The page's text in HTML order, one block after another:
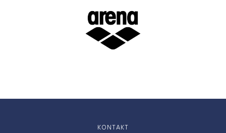
KONTAKT